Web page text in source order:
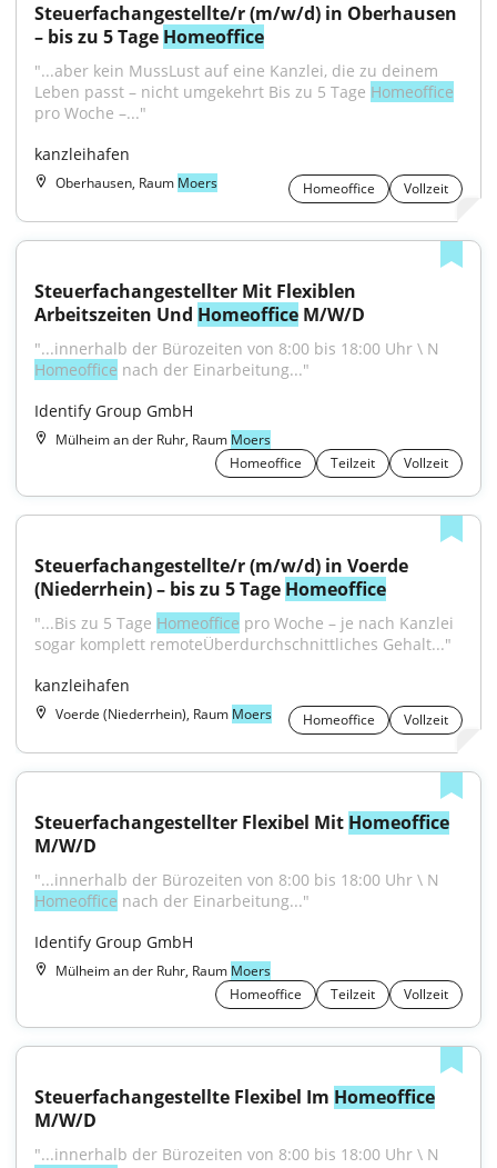
Steuerfachangestellte/r (m/w/d) in Oberhausen
– bis zu 5 Tage Homeoffice
"...aber kein MussLust auf eine Kanzlei, die zu deinem
Leben passt – nicht umgekehrt Bis zu 5 Tage Homeoffice
pro Woche –..."
kanzleihafen
Oberhausen, Raum Moers Homeoffice Vollzeit
Steuerfachangestellter Mit Flexiblen
Arbeitszeiten Und Homeoffice M/W/D
Homeoffice nach der Einarbeitung..."
Identify Group GmbH
Mülheim an der Ruhr, Raum Moers
Homeoffice
Teilzeit Vollzeit
Steuerfachangestellte/r (m/w/d) in Voerde
(Niederrhein) – bis zu 5 Tage Homeoffice
"...Bis zu 5 Tage Homeoffice pro Woche – je nach Kanzlei
sogar komplett remoteÜberdurchschnittliches Gehalt..."
kanzleihafen
Voerde (Niederrhein), Raum Moers Homeoffice Vollzeit
Steuerfachangestellter Flexibel Mit Homeoffice
M/W/D
Homeoffice nach der Einarbeitung..."
Identify Group GmbH
Mülheim an der Ruhr, Raum Moers
Homeoffice
Teilzeit Vollzeit
Steuerfachangestellte Flexibel Im Homeoffice
M/W/D